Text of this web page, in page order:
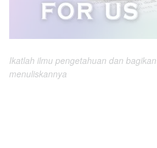
Ikatlah ilmu pengetahuan dan
menuliskannya